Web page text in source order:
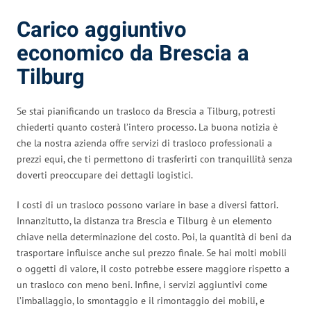
Carico aggiuntivo
economico da Brescia a
Tilburg
Se stai pianificando un trasloco da Brescia a Tilburg, potresti
chiederti quanto costerà l’intero processo. La buona notizia è
che la nostra azienda offre servizi di trasloco professionali a
prezzi equi, che ti permettono di trasferirti con tranquillità senza
doverti preoccupare dei dettagli logistici.
I costi di un trasloco possono variare in base a diversi fattori.
Innanzitutto, la distanza tra Brescia e Tilburg è un elemento
chiave nella determinazione del costo. Poi, la quantità di beni da
trasportare influisce anche sul prezzo finale. Se hai molti mobili
o oggetti di valore, il costo potrebbe essere maggiore rispetto a
un trasloco con meno beni. Infine, i servizi aggiuntivi come
l’imballaggio, lo smontaggio e il rimontaggio dei mobili, e